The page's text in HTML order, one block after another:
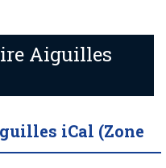
Aiguilles
iCal (Zone